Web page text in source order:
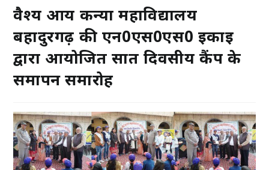
वैश्य आर्य कन्या महाविद्यालय
बहादुरगढ़ की एन0एस0एस0 इकाई
द्वारा आयोजित सात दिवसीय कैंप के
समापन समारोह